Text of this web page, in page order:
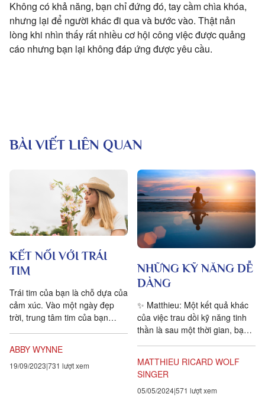
Không có khả năng, bạn chỉ đứng đó, tay cầm chìa khóa,
nhưng lại để người khác đi qua và bước vào. Thật nản
lòng khi nhìn thấy rất nhiều cơ hội công việc được quảng
cáo nhưng bạn lại không đáp ứng được yêu cầu.
BÀI VIẾT LIÊN QUAN
KẾT NỐI VỚI TRÁI
TIM
Trái tim của bạn là chỗ dựa của
cảm xúc. Vào một ngày đẹp
trời, trung tâm tim của bạn
ABBY WYNNE
19/09/2023 731 lượt xem
NHỮNG KỸ NĂNG DỄ
DÀNG
✨ Matthieu: Một kết quả khác
của việc trau dồi kỹ năng tinh
thần là sau một thời gian, bạn
MATTHIEU RICARD WOLF
SINGER
05/05/2024571 lượt xem